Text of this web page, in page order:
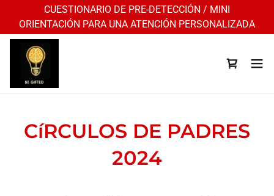
CUESTIONARIO DE PRE-DETECCIÓN / MINI
ORIENTACIÓN PARA UNA ATENCIÓN PERSONALIZADA
CíRCULOS DE PADRES
2024